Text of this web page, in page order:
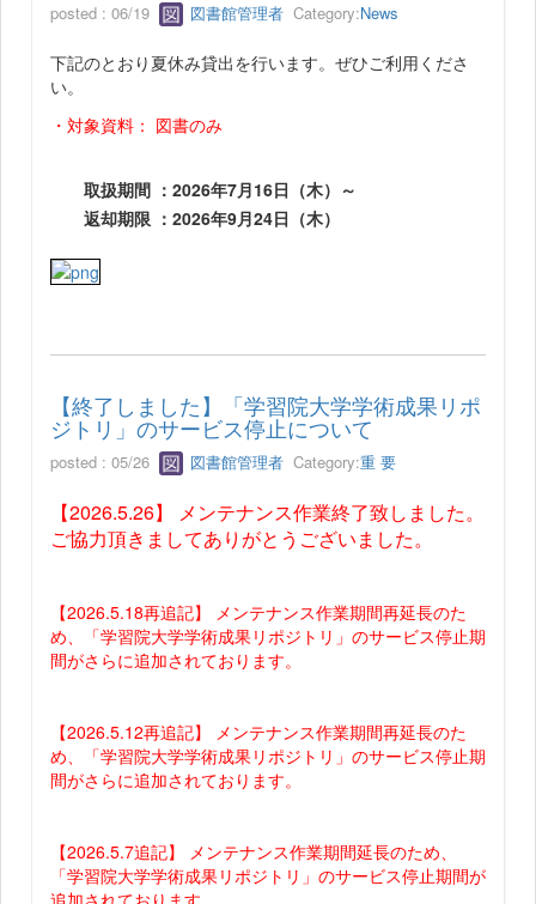
posted : 06/19 図書館管理者 Category:News
下記のとおり夏休み貸出を行います。ぜひご利用くださ
い。
・対象資料： 図書のみ
取扱期間 ： 2026年7月16日（木）～
返却期限 ： 2026年9月24日（木）
【終了しました】「学習院大学学術成果リポ
ジトリ」のサービス停止について
posted : 05/26 図書館管理者 Category:重 要
【2026.5.26】 メンテナンス作業終了致しました。
ご協力頂きましてありがとうございました。
【2026.5.18再追記】 メンテナンス作業期間再延長のた
め、「学習院大学学術成果リポジトリ」のサービス停止期
間がさらに追加されております。
【2026.5.12再追記】 メンテナンス作業期間再延長のた
め、「学習院大学学術成果リポジトリ」のサービス停止期
間がさらに追加されております。
【2026.5.7追記】 メンテナンス作業期間延長のため、
「学習院大学学術成果リポジトリ」のサービス停止期間が